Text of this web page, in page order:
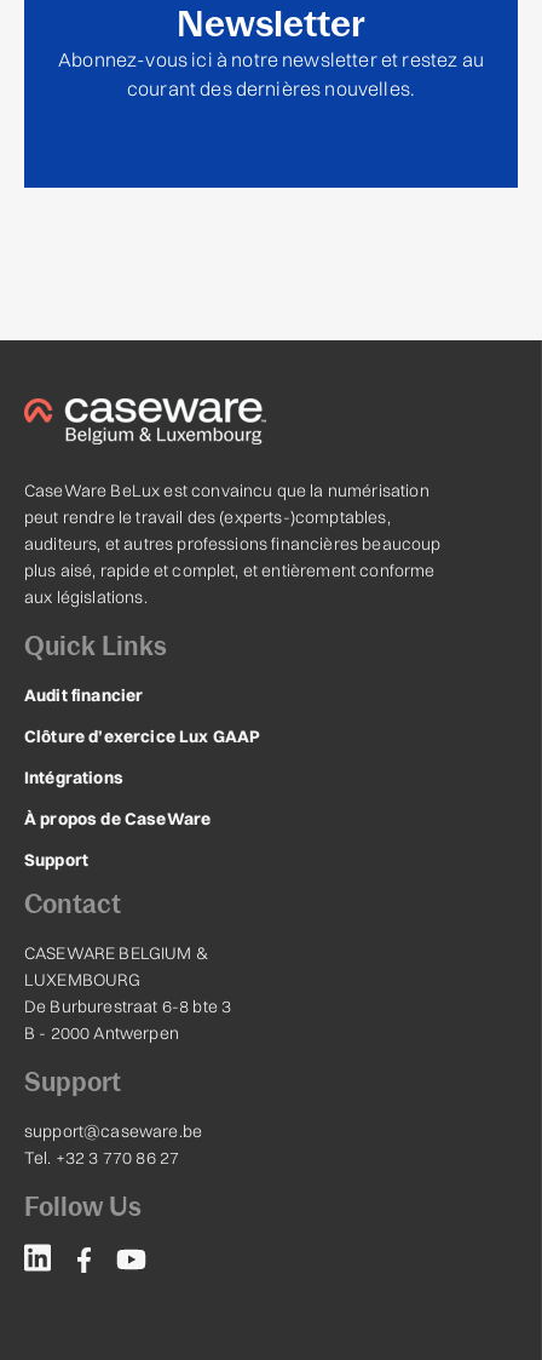
Newsletter
Abonnez-vous ici à notre newsletter et restez au
courant des dernières nouvelles.
CaseWare BeLux est convaincu que la numérisation
peut rendre le travail des (experts-)comptables,
auditeurs, et autres professions financières beaucoup
plus aisé, rapide et complet, et entièrement conforme
aux législations.
Quick Links
Audit financier
Clôture d’exercice Lux GAAP
Intégrations
À propos de CaseWare
Support
Contact
CASEWARE BELGIUM &
LUXEMBOURG
De Burburestraat 6-8 bte 3
B - 2000 Antwerpen
Support
support@caseware.be
Tel. +32 3 770 86 27
Follow Us